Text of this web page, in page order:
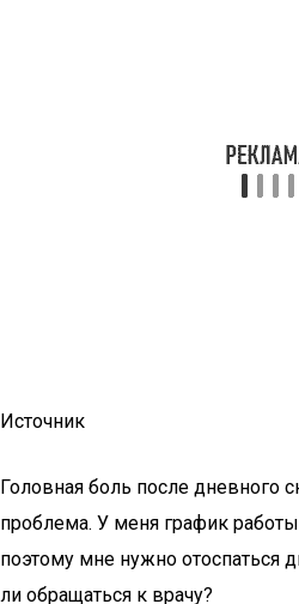
Источник
Головная боль после дневного
проблема. У меня график
поэтому мне нужно отоспаться
ли обращаться к врачу?